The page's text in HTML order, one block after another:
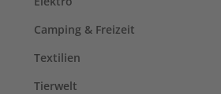
Camping & Freizeit
Textilien
Tierwelt